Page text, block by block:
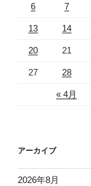
« 4月
6 7
13 14
20 21
27 28
アーカイブ
2026年8月